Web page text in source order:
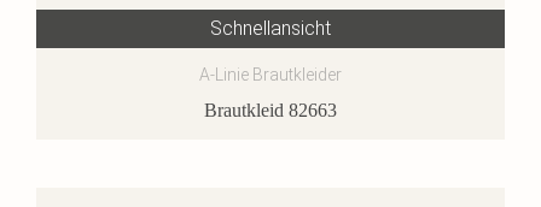
Schnellansicht
A-Linie Brautkleider
Brautkleid 82663